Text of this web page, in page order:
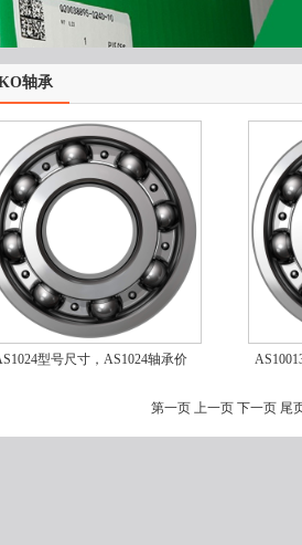
轴承
型号尺寸，AS1024轴承价
第一页 上一页 下一页 尾